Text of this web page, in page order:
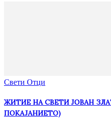
Свети Отци
ЖИТИЕ НА СВЕТИ ЈОВАН
ПОКАЈАНИЕТО)